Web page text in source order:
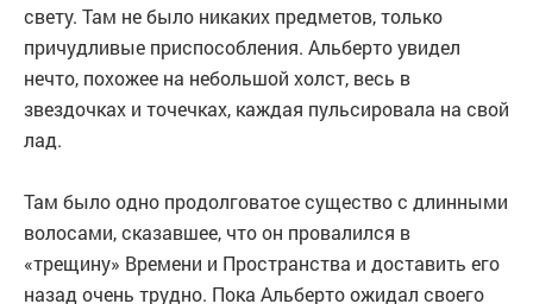
свету. Там не было никаких предметов, только
причудливые приспособления. Альберто увидел
нечто, похожее на небольшой холст, весь в
звездочках и точечках, каждая пульсировала на свой
лад.
Там было одно продолговатое существо с длинными
волосами, сказавшее, что он провалился в
«трещину» Времени и Пространства и доставить его
назад очень трудно. Пока Альберто ожидал своего